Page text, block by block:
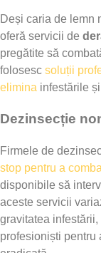
Deși caria de lemn
oferă servicii de
pregătite să
folosesc soluții
elimina infestările
Dezinsecție
Firmele de
stop pentru a
disponibile să
aceste servicii
gravitatea
profesioniști pentru